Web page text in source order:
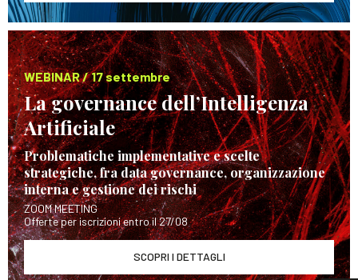
WEBINAR / 17 settembre
La governance dell’Intelligenza
Artificiale
Problematiche implementative e scelte
strategiche, fra data governance, organizzazione
interna e gestione dei rischi
ZOOM MEETING
Offerte per iscrizioni entro il 27/08
SCOPRI I DETTAGLI